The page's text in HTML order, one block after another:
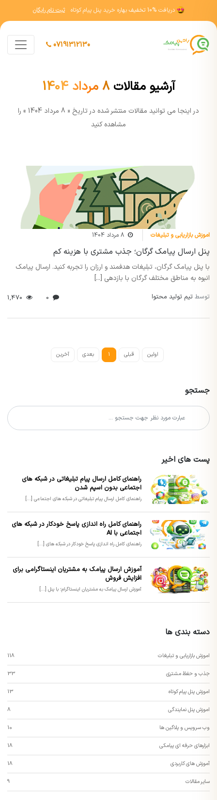
دریافت 10% تخفیف بهاره خرید پنل پیام کوتاه ثبت نام رایگان
07191312130
آرشیو مقالات8 مرداد 1404
در اينجا مي توانيد مقالات منتشر شده در تاریخ « 8 مرداد 1404 » را
مشاهده کنيد
اموزش بازاریابی و تبلیغات 8 مرداد 1404
پنل ارسال پیامک گرگان؛ جذب مشتری با هزینه کم
با پنل پیامک گرگان، تبلیغات هدفمند و ارزان را تجربه کنید. ارسال پیامک
انبوه به مناطق مختلف گرگان با بازدهی [...]
توسط تیم تولید محتوا
اولین قبلی 1 بعدی آخرین
جستجو
پست های اخیر
راهنمای کامل ارسال پیام تبلیغاتی در شبکه های
اجتماعی بدون اسپم شدن
راهنمای کامل ارسال پیام تبلیغاتی در شبکه های اجتماعی [...]
راهنمای کامل راه اندازی پاسخ خودکار در شبکه های
اجتماعی با AI
راهنمای کامل راه اندازی پاسخ خودکار در شبکه های [...]
آموزش ارسال پیامک به مشتریان اینستاگرامی برای
افزایش فروش
آموزش ارسال پیامک به مشتریان اینستاگرام؛ با پنل [...]
دسته بندی ها
اموزش بازاریابی و تبلیغات 118
جذب و حفظ مشتری 33
اموزش پنل پیام کوتاه 13
اموزش پنل نمایندگی 8
وب سرویس و پلاگین ها 10
ابزارهای حرفه ای پیامکی 18
آموزش های کاربردی 18
سایر مقالات 9